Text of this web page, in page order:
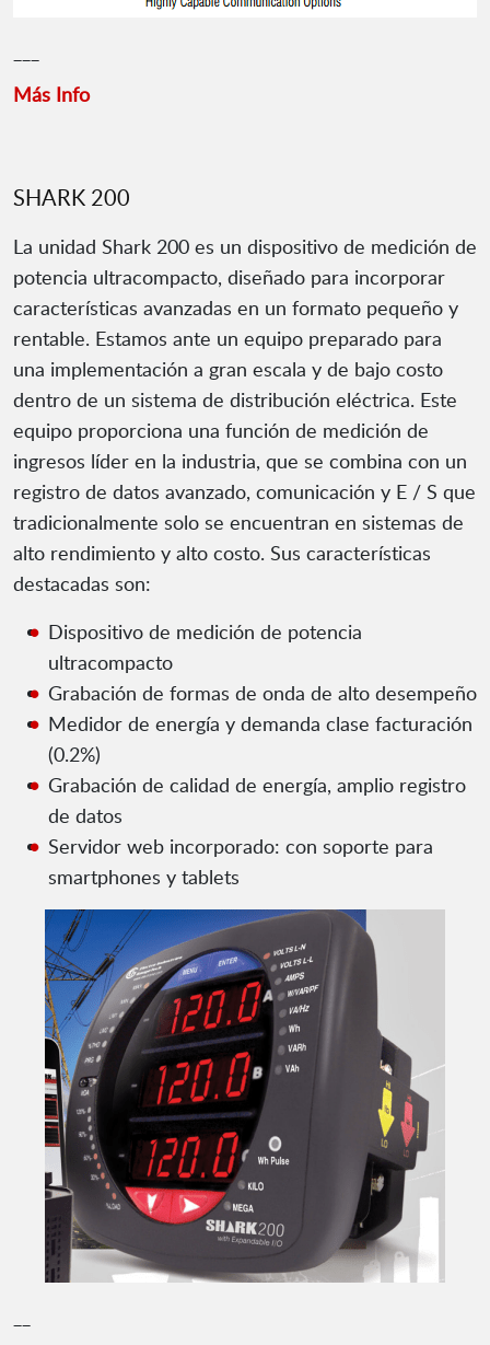
Más Info
SHARK 200
La unidad Shark 200 es un dispositivo de medición de
potencia ultracompacto, diseñado para incorporar
características avanzadas en un formato pequeño y
rentable. Estamos ante un equipo preparado para
una implementación a gran escala y de bajo costo
dentro de un sistema de distribución eléctrica. Este
equipo proporciona una función de medición de
ingresos líder en la industria, que se combina con un
registro de datos avanzado, comunicación y E / S que
tradicionalmente solo se encuentran en sistemas de
alto rendimiento y alto costo. Sus características
destacadas son:
Dispositivo de medición de potencia
ultracompacto
Grabación de formas de onda de alto desempeño
Medidor de energía y demanda clase facturación
(0.2%)
Grabación de calidad de energía, amplio registro
de datos
Servidor web incorporado: con soporte para
smartphones y tablets